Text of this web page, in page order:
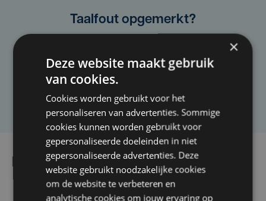
Taalfout opgemerkt?
Heb je een taal- of schrijffout opgemerkt in dit
Laat het ons weten
Lees ook
×
Deze website maakt gebruik
van cookies.
Cookies worden gebruikt voor het
personaliseren van advertenties. Sommige
cookies kunnen worden gebruikt voor
gepersonaliseerde doeleinden in niet
gepersonaliseerde advertenties. Deze
website gebruikt noodzakelijke cookies
om de website te verbeteren en
analytische cookies om jouw ervaring op